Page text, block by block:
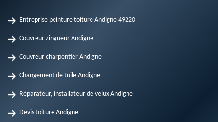
Entreprise peinture toiture Andigne 49220
Couvreur zingueur Andigne
Couvreur charpentier Andigne
Changement de tuile Andigne
Réparateur, installateur de velux Andigne
Devis toiture Andigne